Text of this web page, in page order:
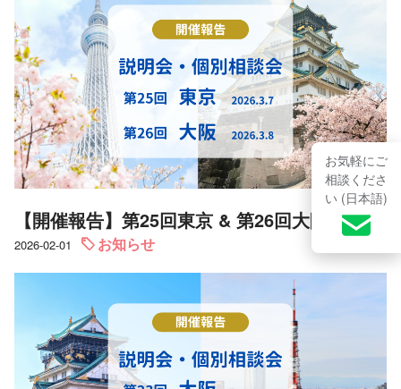
お気軽にご
相談くださ
い (日本語)
【開催報告】第25回東京 & 第26回大阪｜説明会・個別相談会
2026-02-01 お知らせ